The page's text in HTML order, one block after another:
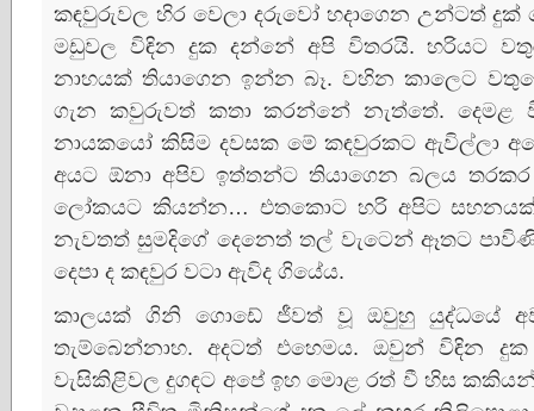
කඳවුරුවල හිර වෙලා දරුවෝ හදාගෙන උන්ටත්
මඩුවල විඳින දුක දන්නේ අපි විතරයි. හරියට
නාහයක්‌ තියාගෙන ඉන්න බෑ. වහින කාලෙට
ගැන කවුරුවත් කතා කරන්නේ නැත්තේ. දෙමළ
නායකයෝ කිසිම දවසක මේ කඳවුරකට ඇවිල්ලා
අයට ඕනා අපිව ඉත්තන්ට තියාගෙන බලය
ලෝකයට කියන්න… එතකොට හරි අපිට සහනයක්‌
නැවතත් සුමදිගේ දෙනෙත් තල් වැටෙන් ඈතට
දෙපා ද කඳවුර වටා ඇවිද ගියේය.
කාලයක්‌ ගිනි ගොඩේ ජීවත් වූ ඔවුහු යුද්ධයේ
තැම්බෙන්නාහ. අදටත් එහෙමය. ඔවුන් විඳින
වැසිකිළිවල දුගඳට අපේ ඉහ මොළ රත් වී හිස